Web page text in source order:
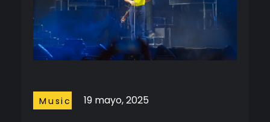
19 mayo, 2025
Music